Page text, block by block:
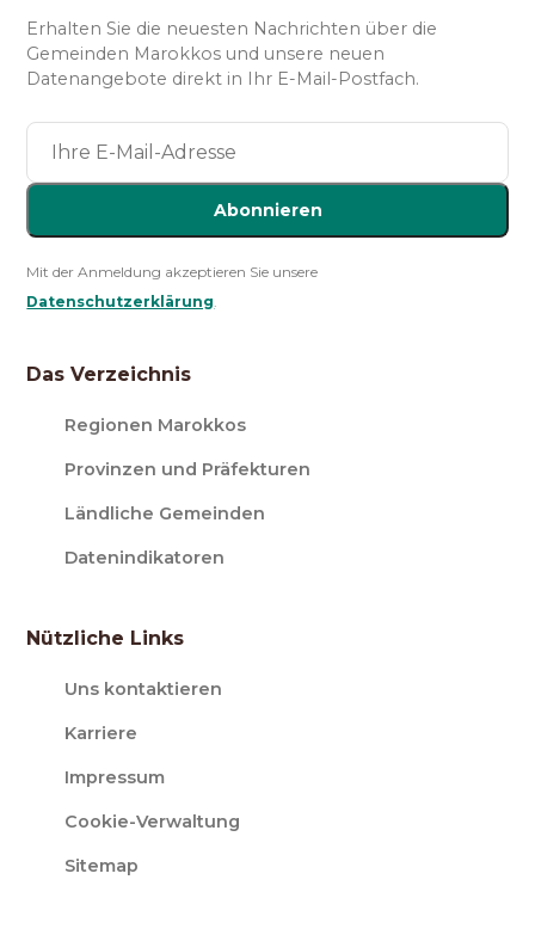
Erhalten Sie die neuesten Nachrichten über die
Gemeinden Marokkos und unsere neuen
Datenangebote direkt in Ihr E-Mail-Postfach.
Abonnieren
Mit der Anmeldung akzeptieren Sie unsere
Datenschutzerklärung.
Das Verzeichnis
Regionen Marokkos
Provinzen und Präfekturen
Ländliche Gemeinden
Datenindikatoren
Nützliche Links
Uns kontaktieren
Karriere
Impressum
Cookie-Verwaltung
Sitemap